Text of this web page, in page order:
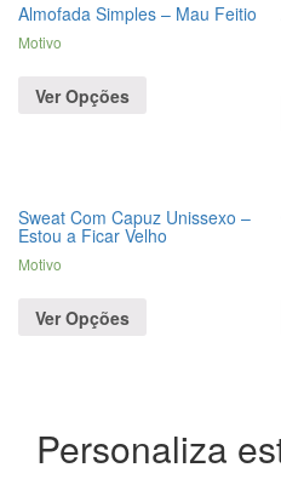
Almofada Simples – Mau Feitio
Motivo
Ver Opções
Sweat Com Capuz Unissexo –
Estou a Ficar Velho
Motivo
Ver Opções
Personaliza